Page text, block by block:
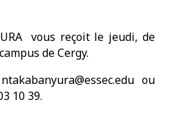
vous reçoit le jeudi, de
de Cergy.
ou
10 39.